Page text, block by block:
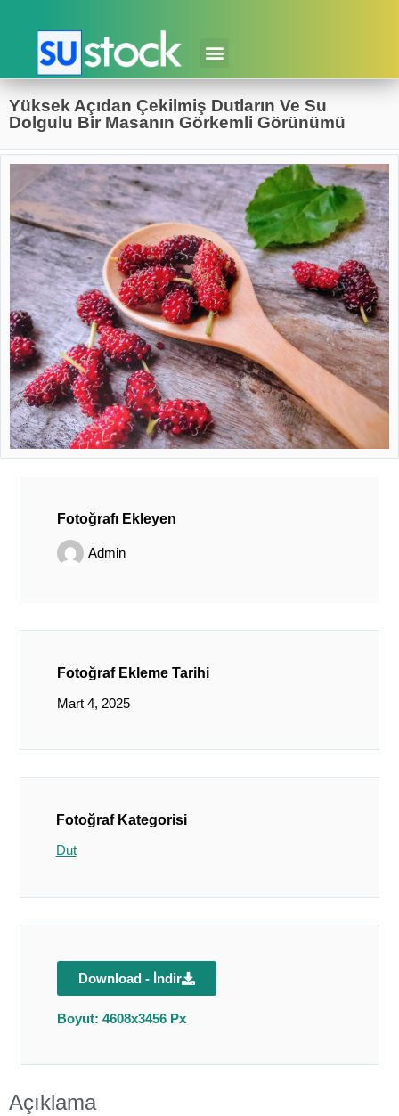
Yüksek Açıdan Çekilmiş Dutların Ve Su
Dolgulu Bir Masanın Görkemli Görünümü
Fotoğrafı Ekleyen
Admin
Fotoğraf Ekleme Tarihi
Mart 4, 2025
Fotoğraf Kategorisi
Dut
Download - İndir
Boyut: 4608x3456 Px
Açıklama